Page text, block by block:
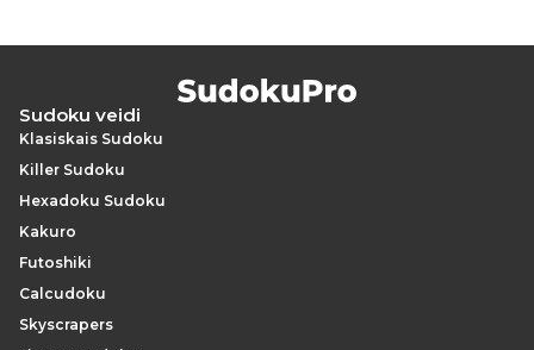
Sudoku veidi
Klasiskais Sudoku
Killer Sudoku
Hexadoku Sudoku
Kakuro
Futoshiki
Calcudoku
Skyscrapers